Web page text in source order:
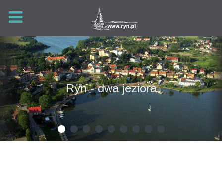
Ryn - dwa jeziora